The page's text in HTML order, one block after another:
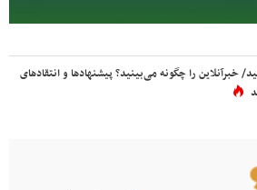
خبرآنلاین را چگونه می‌بینید؟ پیشنهادها و انتقادهای